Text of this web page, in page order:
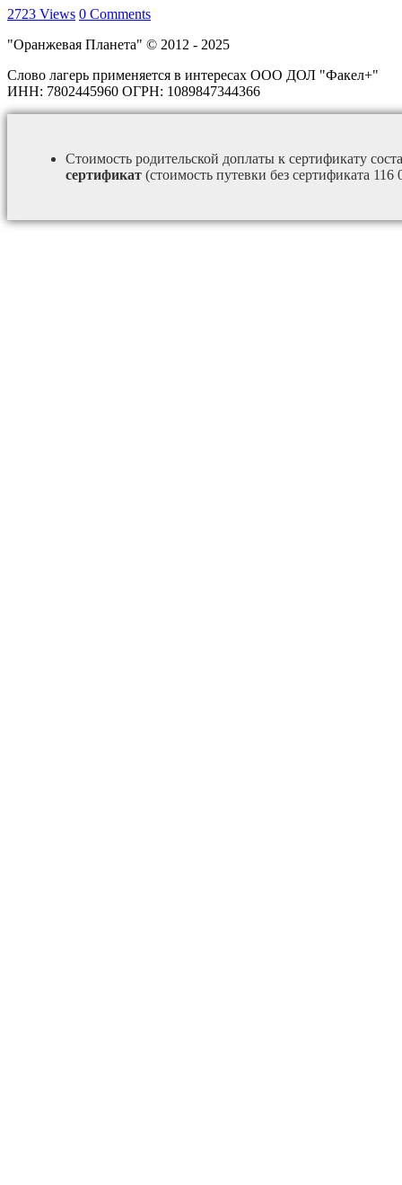
2723 Views 0 Comments
"Оранжевая Планета" © 2012 - 2025
Слово лагерь применяется в интересах ООО ДОЛ "Факел+"
ИНН: 7802445960 ОГРН: 1089847344366
Стоимость родительской доплаты к сертификату
сертификат (стоимость путевки без сертификата 116